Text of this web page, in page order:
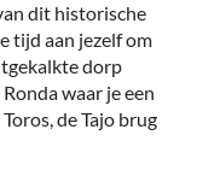
dit historische
tijd aan jezelf om
dorp
waar je een
de Tajo brug